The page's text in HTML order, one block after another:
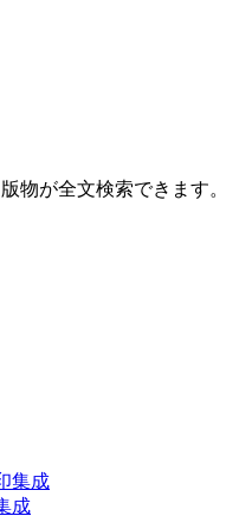
物が全文検索できます。
集成
成